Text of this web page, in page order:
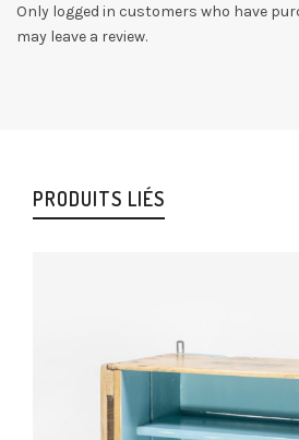
Only logged in customers who have
may leave a review.
PRODUITS LIÉS